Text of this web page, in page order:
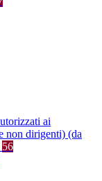
ai
non dirigenti) (da
56